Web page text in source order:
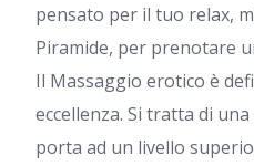
pensato per il tuo relax,
Piramide, per prenotare
Il Massaggio erotico è
eccellenza. Si tratta di
porta ad un livello